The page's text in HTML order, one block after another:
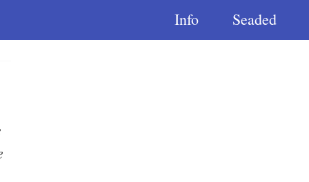
Info Seaded